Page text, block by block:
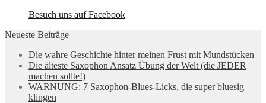
Besuch uns auf Facebook
Neueste Beiträge
Die wahre Geschichte hinter meinen Frust mit Mundstücken
Die älteste Saxophon Ansatz Übung der Welt (die JEDER
machen sollte!)
WARNUNG: 7 Saxophon-Blues-Licks, die super bluesig
klingen